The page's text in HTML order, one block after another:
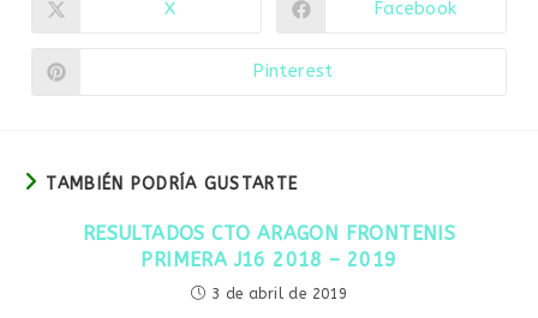
SeX
Se
Facebook
Se
Pinterest
TAMBIÉN PODRÍA GUSTARTE
RESULTADOS CTO ARAGON FRONTENIS
PRIMERA J16 2018 – 2019
3 de abril de 2019